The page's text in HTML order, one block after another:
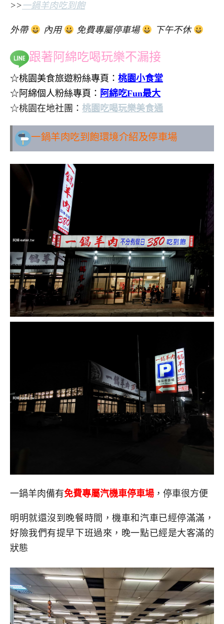
>>一鍋羊肉吃到飽
外帶 內用 免費專屬停車場 下午不休
跟著阿綿吃喝玩樂不漏接
☆桃園美食旅遊粉絲專頁： 桃園小食堂
☆阿綿個人粉絲專頁： 阿綿吃Fun最大
☆桃園在地社團： 桃園吃喝玩樂美食通
一鍋羊肉吃到飽環境介紹及停車場
一鍋羊肉備有免費專屬汽機車停車場 ，停車很方便
明明就還沒到晚餐時間，機車和汽車已經停滿滿，
好險我們有提早下班過來，晚一點已經是大客滿的
狀態